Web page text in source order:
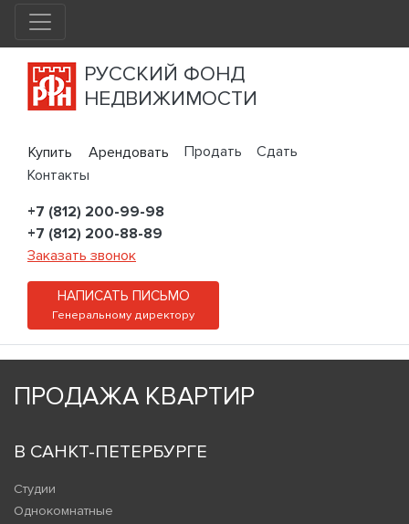
РУССКИЙ ФОНД
НЕДВИЖИМОСТИ
Купить Арендовать Продать
Сдать
Контакты
+7 (812) 200-99-98
+7 (812) 200-88-89
Заказать звонок
НАПИСАТЬ ПИСЬМО
Генеральному директору
ПРОДАЖА КВАРТИР
В САНКТ-ПЕТЕРБУРГЕ
Студии
Однокомнатные